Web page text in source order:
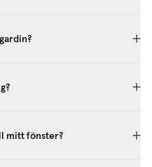
mitt fönster?